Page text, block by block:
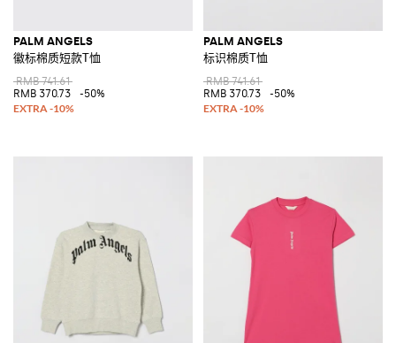
PALM ANGELS
徽标棉质短款T恤
RMB 741.61
RMB 370.73
-50%
PALM ANGELS
标识棉质T恤
RMB 741.61
RMB 370.73
-50%